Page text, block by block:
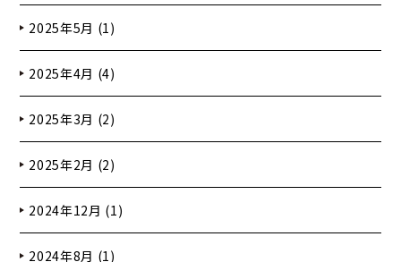
2025年5月 (1)
2025年4月 (4)
2025年3月 (2)
2025年2月 (2)
2024年12月 (1)
2024年8月 (1)